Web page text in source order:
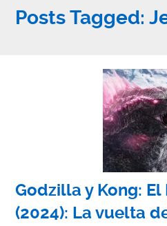
Posts Tagged:
Godzilla y Kong:
(2024): La vuelta